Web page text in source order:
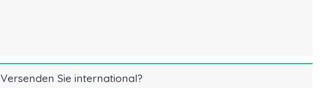
Versenden Sie international?